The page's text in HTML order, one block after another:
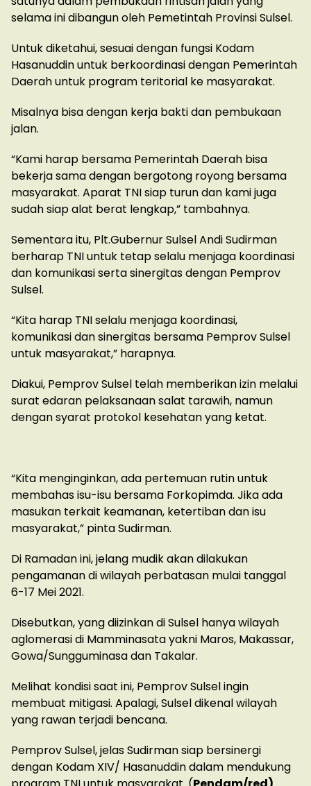
selama ini dibangun oleh Pemetintah Provinsi Sulsel.
Untuk diketahui, sesuai dengan fungsi Kodam
Hasanuddin untuk berkoordinasi dengan Pemerintah
Daerah untuk program teritorial ke masyarakat.
Misalnya bisa dengan kerja bakti dan pembukaan
jalan.
“Kami harap bersama Pemerintah Daerah bisa
bekerja sama dengan bergotong royong bersama
masyarakat. Aparat TNI siap turun dan kami juga
sudah siap alat berat lengkap,” tambahnya.
Sementara itu, Plt.Gubernur Sulsel Andi Sudirman
berharap TNI untuk tetap selalu menjaga koordinasi
dan komunikasi serta sinergitas dengan Pemprov
Sulsel.
“Kita harap TNI selalu menjaga koordinasi,
komunikasi dan sinergitas bersama Pemprov Sulsel
untuk masyarakat,” harapnya.
Diakui, Pemprov Sulsel telah memberikan izin melalui
surat edaran pelaksanaan salat tarawih, namun
dengan syarat protokol kesehatan yang ketat.
“Kita menginginkan, ada pertemuan rutin untuk
membahas isu-isu bersama Forkopimda. Jika ada
masukan terkait keamanan, ketertiban dan isu
masyarakat,” pinta Sudirman.
Di Ramadan ini, jelang mudik akan dilakukan
pengamanan di wilayah perbatasan mulai tanggal
6-17 Mei 2021.
Disebutkan, yang diizinkan di Sulsel hanya wilayah
aglomerasi di Mamminasata yakni Maros, Makassar,
Gowa/Sungguminasa dan Takalar.
Melihat kondisi saat ini, Pemprov Sulsel ingin
membuat mitigasi. Apalagi, Sulsel dikenal wilayah
yang rawan terjadi bencana.
Pemprov Sulsel, jelas Sudirman siap bersinergi
dengan Kodam XIV/ Hasanuddin dalam mendukung